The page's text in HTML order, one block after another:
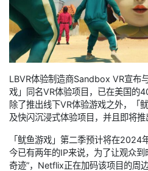
LBVR体验制造商Sandbox VR宣布
戏」同名VR体验项目，已在美国的
除了推出线下VR体验游戏之外，「
及快闪沉浸式体验项目，并且即将推
「鱿鱼游戏」第二季预计将在2024
今已有两年的IP来说，为了让观众到
奇迹”，Netflix正在加码该项目的周